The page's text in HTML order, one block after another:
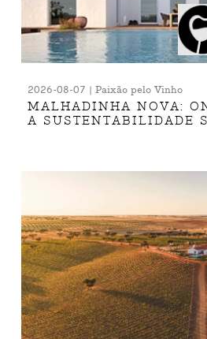
2026-08-07 | Paixão pelo Vinho
MALHADINHA NOVA:
A SUSTENTABILIDADE